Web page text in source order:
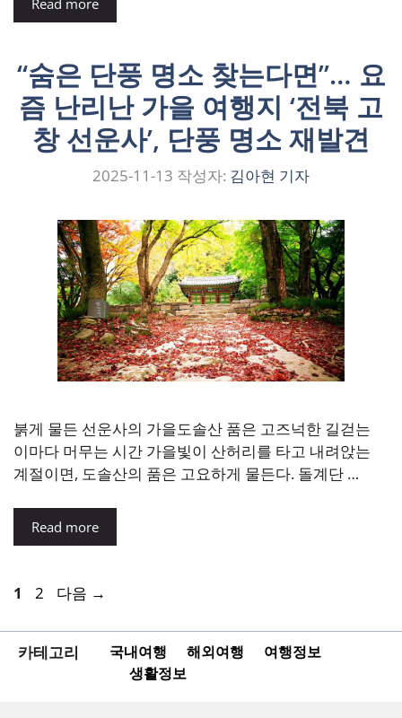
“숨은 단풍 명소 찾는다면”… 요
즘 난리난 가을 여행지 ‘전북 고
창 선운사’, 단풍 명소 재발견
2025-11-13 작성자: 김아현 기자
붉게 물든 선운사의 가을도솔산 품은 고즈넉한 길걷는
이마다 머무는 시간 가을빛이 산허리를 타고 내려앉는
계절이면, 도솔산의 품은 고요하게 물든다. 돌계단 …
Read more
페
지
1
페
지
2 다음 →
카테고리 국내여행 해외여행
여행정보
생활정보